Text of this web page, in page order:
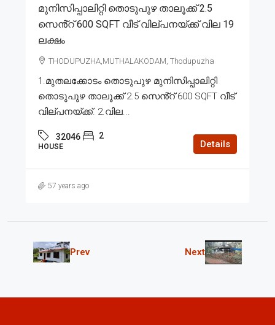
മുനിസിപ്പാലിറ്റി തൊടുപുഴ താലൂക്ക് 2.5
സെൻ്റ് 600 SQFT വീട് വില്പനയ്ക്ക് വില 19
ലക്ഷം
THODUPUZHA,MUTHALAKODAM, Thodupuzha
1.മുതലക്കോടം തൊടുപുഴ മുനിസിപ്പാലിറ്റി
തൊടുപുഴ താലൂക്ക് 2.5 സെൻ്റ് 600 SQFT വീട്
വില്പനയ്ക്ക്. 2.വില...
32046 2
HOUSE Details
57 years ago
Prev Next